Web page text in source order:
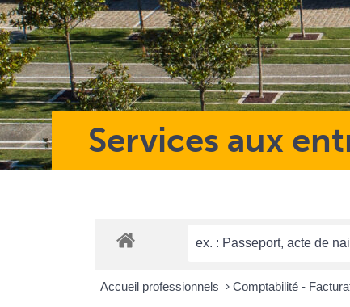
Services aux
Accueil professionnels > Comptabilité -